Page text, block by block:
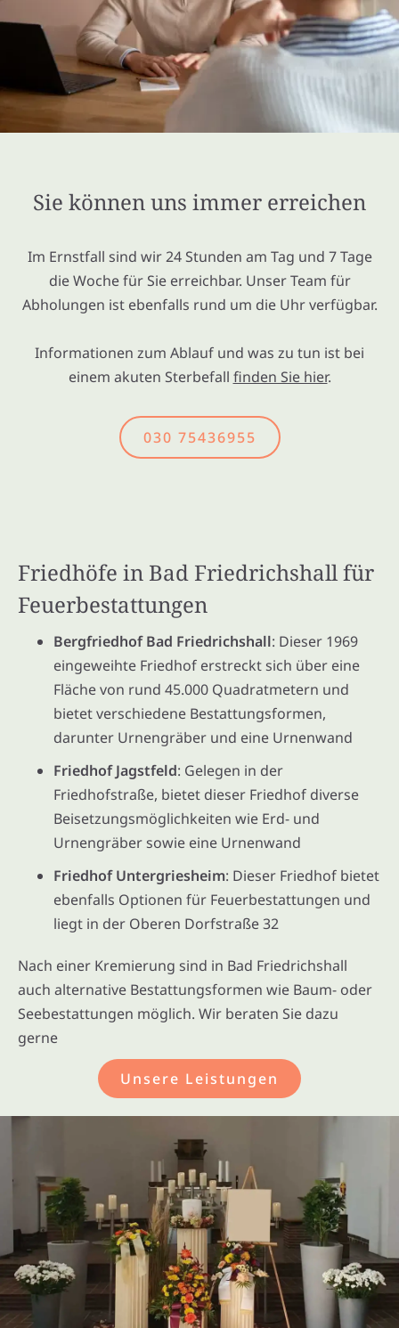
Sie können uns immer erreichen
Im Ernstfall sind wir 24 Stunden am Tag und 7 Tage
die Woche für Sie erreichbar. Unser Team für
Abholungen ist ebenfalls rund um die Uhr verfügbar.
Informationen zum Ablauf und was zu tun ist bei
einem akuten Sterbefall finden Sie hier.
030 75436955
Friedhöfe in Bad Friedrichshall für
Feuerbestattungen
Bergfriedhof Bad Friedrichshall: Dieser 1969
eingeweihte Friedhof erstreckt sich über eine
Fläche von rund 45.000 Quadratmetern und
bietet verschiedene Bestattungsformen,
darunter Urnengräber und eine Urnenwand
Friedhof Jagstfeld: Gelegen in der
Friedhofstraße, bietet dieser Friedhof diverse
Beisetzungsmöglichkeiten wie Erd- und
Urnengräber sowie eine Urnenwand
Friedhof Untergriesheim: Dieser Friedhof bietet
ebenfalls Optionen für Feuerbestattungen und
liegt in der Oberen Dorfstraße 32
Nach einer Kremierung sind in Bad Friedrichshall
auch alternative Bestattungsformen wie Baum- oder
Seebestattungen möglich. Wir beraten Sie dazu
gerne
Unsere Leistungen